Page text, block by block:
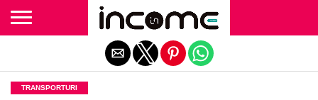
TRANSPORTURI
Exit mobile version